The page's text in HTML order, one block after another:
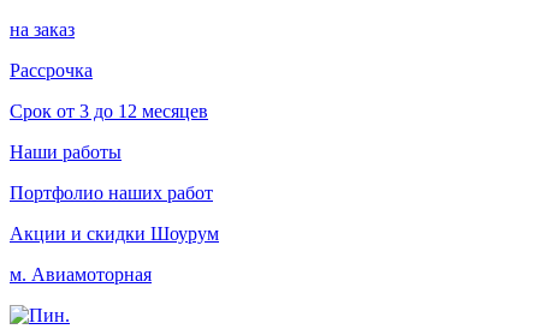
на заказ
Рассрочка
Срок от 3 до 12 месяцев
Наши работы
Портфолио наших работ
Акции и скидки Шоурум
м. Авиамоторная